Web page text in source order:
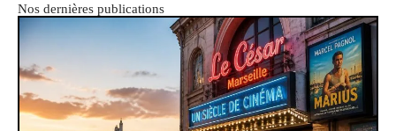
Nos dernières publications